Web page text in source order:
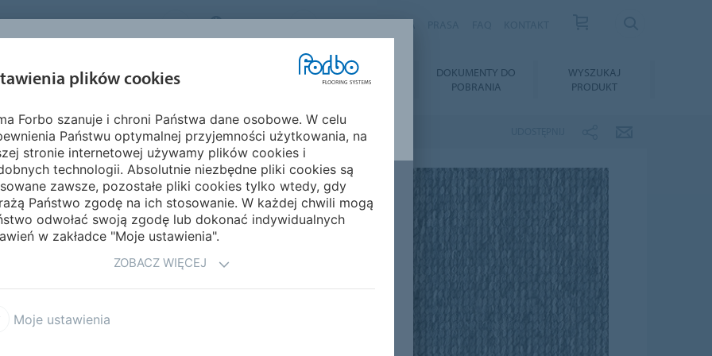
FORBO FLOORING SYSTEMS POLAND
INSPIRACJE I
REALIZACJE
MONTAŻ I
PIELĘGNACJA
DOKUMENTY DO
POBRANIA
WYSZUKAJ
PRODUKT
Tessera płytki dywanowe Tessera Struktur 1
i poświęcić chwilę na to
czas, aby znaleźć
skomplikowanej
spokój i
plików cookies
Forbo szanuje i chroni Państwa dane osobowe. W celu
Państwu optymalnej przyjemności użytkowania, na
stronie internetowej używamy plików cookies i
technologii. Absolutnie niezbędne pliki cookies są
zawsze, pozostałe pliki cookies tylko wtedy, gdy
Państwo zgodę na ich stosowanie. W każdej chwili mogą
odwołać swoją zgodę lub dokonać indywidualnych
w zakładce "Moje ustawienia".
ZOBACZ WIĘCEJ
Moje ustawienia